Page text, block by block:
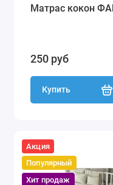
Матрас кокон
250 руб
Купить
Акция
Популярный
Хит продаж